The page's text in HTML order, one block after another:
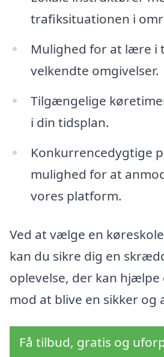
trafiksituationen i
Mulighed for at lære i
velkendte omgivelser.
Tilgængelige
i din tidsplan.
Konkurrencedygtige
mulighed for at
vores platform.
Ved at vælge en
kan du sikre dig en
oplevelse, der kan hjælpe
mod at blive en sikker og
Få tilbud, gratis og